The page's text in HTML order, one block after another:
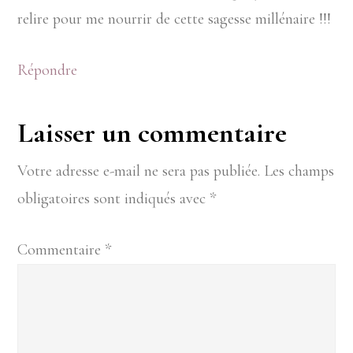
relire pour me nourrir de cette sagesse millénaire !!!
Répondre
Laisser un commentaire
Votre adresse e-mail ne sera pas publiée. Les champs
obligatoires sont indiqués avec *
Commentaire *